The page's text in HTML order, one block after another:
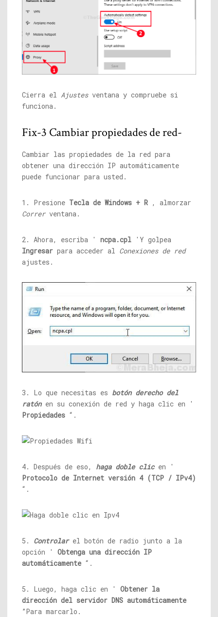
Cierra el Ajustesventana y compruebe si
funciona.
Fix-3 Cambiar propiedades de red-
Cambiar las propiedades de la red para
obtener una dirección IP automáticamente
puede funcionar para usted.
1. Presione Tecla de Windows + R , almorzar
Correrventana.
2. Ahora, escriba ' ncpa.cpl 'Y golpea
Ingresar para acceder al Conexiones de red
ajustes.
3. Lo que necesitas es botón derecho del
ratón en su conexión de red y haga clic en '
Propiedades “.
4. Después de eso, haga doble clic en '
Protocolo de Internet versión 4 (TCP / IPv4)
“.
5. Controlar el botón de radio junto a la
opción ' Obtenga una dirección IP
automáticamente “.
5. Luego, haga clic en ' Obtener la
dirección del servidor DNS automáticamente
”Para marcarlo.